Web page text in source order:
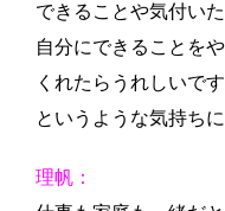
できることや気付い
自分にできることを
くれたらうれしいで
というような気持ち
理帆：